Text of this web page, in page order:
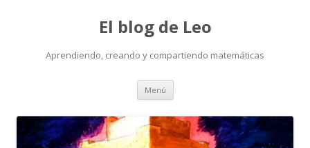
El blog de Leo
Aprendiendo, creando y compartiendo matemáticas
Menú Saltar
contenido